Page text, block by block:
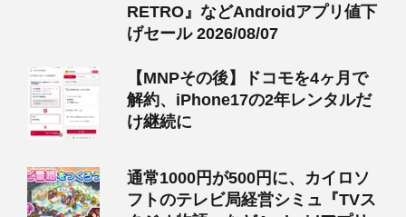
RETRO』などAndroidアプリ値下
げセール 2026/08/07
【MNPその後】ドコモを4ヶ月で
解約、iPhone17の2年レンタルだ
け継続に
通常1000円が500円に、カイロソ
フトのテレビ局経営シミュ『TVス